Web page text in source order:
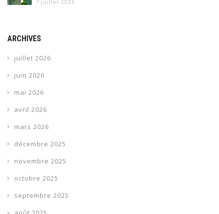
7 juillet 2026
ARCHIVES
juillet 2026
juin 2026
mai 2026
avril 2026
mars 2026
décembre 2025
novembre 2025
octobre 2025
septembre 2025